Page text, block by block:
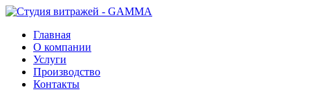
Главная
О компании
Услуги
Производство
Контакты